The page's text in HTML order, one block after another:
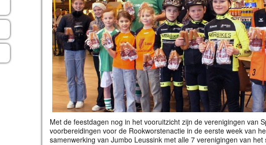
Met de feestdagen nog in het vooruitzicht zijn de verenigingen van
voorbereidingen voor de Rookworstenactie in de eerste week van
samenwerking van Jumbo Leussink met alle 7 verenigingen van het